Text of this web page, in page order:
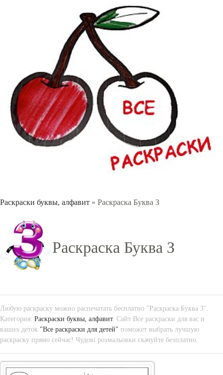
Раскраски буквы, алфавит » Раскраска Буква З
Раскраска Буква З
Любую раскраску можно распечатать бесплатно "Раскраска Буква З".
Категория: Раскраски буквы, алфавит. Сайт Все раскраски для вас и
ваших деток "Все раскраски для детей" поможет выбрать лучшую
раскраску прямо сейчас! Чудові розмальовки скачуйте безплатно.